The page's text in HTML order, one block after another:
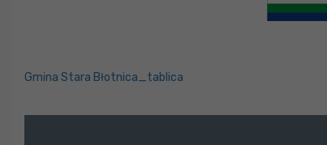
Gmina Stara Błotnica_tablica